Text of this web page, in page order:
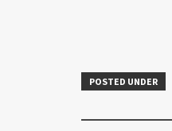
POSTED UNDER